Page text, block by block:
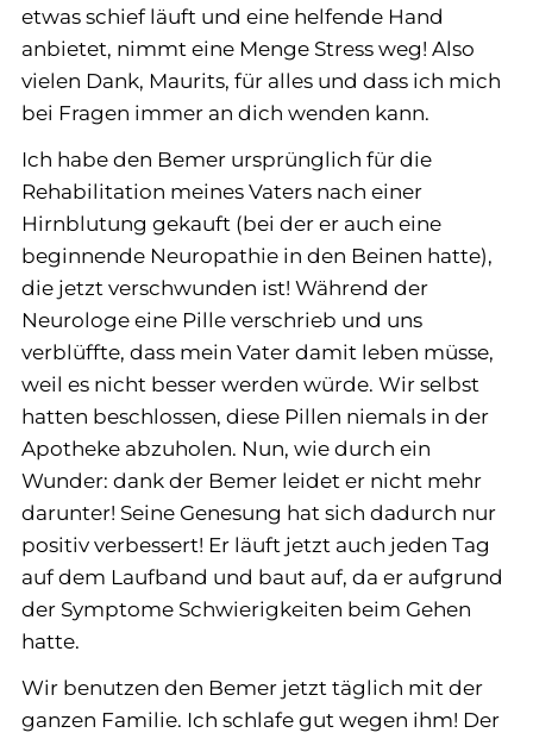
etwas schief läuft und eine helfende Hand
anbietet, nimmt eine Menge Stress weg! Also
vielen Dank, Maurits, für alles und dass ich mich
bei Fragen immer an dich wenden kann.
Ich habe den Bemer ursprünglich für die
Rehabilitation meines Vaters nach einer
Hirnblutung gekauft (bei der er auch eine
beginnende Neuropathie in den Beinen hatte),
die jetzt verschwunden ist! Während der
Neurologe eine Pille verschrieb und uns
verblüffte, dass mein Vater damit leben müsse,
weil es nicht besser werden würde. Wir selbst
hatten beschlossen, diese Pillen niemals in der
Apotheke abzuholen. Nun, wie durch ein
Wunder: dank der Bemer leidet er nicht mehr
darunter! Seine Genesung hat sich dadurch nur
positiv verbessert! Er läuft jetzt auch jeden Tag
auf dem Laufband und baut auf, da er aufgrund
der Symptome Schwierigkeiten beim Gehen
hatte.
Wir benutzen den Bemer jetzt täglich mit der
ganzen Familie. Ich schlafe gut wegen ihm! Der